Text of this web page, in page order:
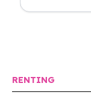
Renting. El
RENTING